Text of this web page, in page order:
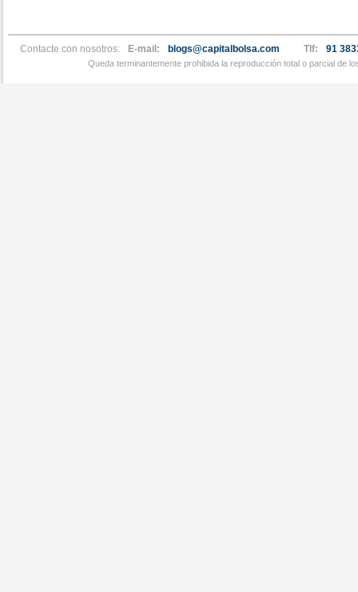
Contacte con nosotros: E-mail: blogs@capitalbolsa.com Tlf: 91
Queda terminantemente prohibida la reproducción total o parcial de